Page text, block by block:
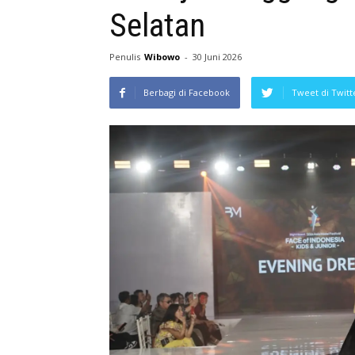
Selatan
Penulis Wibowo - 30 Juni 2026
Berbagi di Facebook Tweet di